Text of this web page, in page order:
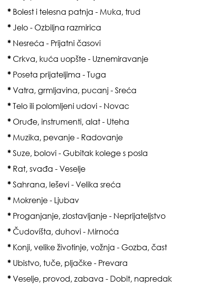
* Bolest i telesna patnja - Muka, trud
* Jelo - Ozbiljna razmirica
* Nesreća - Prijatni časovi
* Crkva, kuća uopšte - Uznemiravanje
* Poseta prijateljima - Tuga
* Vatra, grmljavina, pucanj - Sreća
* Telo ili polomljeni udovi - Novac
* Oruđe, instrumenti, alat - Uteha
* Muzika, pevanje - Radovanje
* Suze, bolovi - Gubitak kolege s posla
* Rat, svađa - Veselje
* Sahrana, leševi - Velika sreća
* Mokrenje - Ljubav
* Proganjanje, zlostavljanje - Neprijateljstvo
* Čudovišta, duhovi - Mirnoća
* Konji, velike životinje, vožnja - Gozba, čast
* Ubistvo, tuče, pljačke - Prevara
* Veselje, provod, zabava - Dobit, napredak